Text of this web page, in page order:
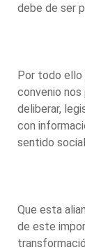
debe de ser
Por todo ello
convenio
deliberar,
con
sentido social.
Que esta
de este